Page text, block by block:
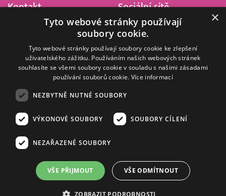
Kontakt
Barrandov Televizní Studio,
Kříženeckého nám. 322
152 00 Praha 5
IČ 416 93 311
Sociální sítě
© 2008–2026 EMPRESA MEDIA, a.s. Všechna práva vyhrazena.
Zásady ochrany osobních a dalších zpracovávaných údajů
Informace o měření sledovanosti videa ve video archivu
Nielsen Digital Measurement
. Využíváme grafické podklady z
depositphotos.com .
×
Tyto webové stránky používají
soubory cookie.
Tyto webové stránky používají soubory cookie ke zlepšení
uživatelského zážitku. Používáním našich webových stránek
souhlasíte se všemi soubory cookie v souladu s našimi zásadami
používání souborů cookie. Více informací
NEZBYTNĚ NUTNÉ SOUBORY
VÝKONOVÉ SOUBORY SOUBORY CÍLENÍ
NEZAŘAZENÉ SOUBORY
VŠE PŘIJMOUT VŠE ODMÍTNOUT
ZOBRAZIT PODROBNOSTI